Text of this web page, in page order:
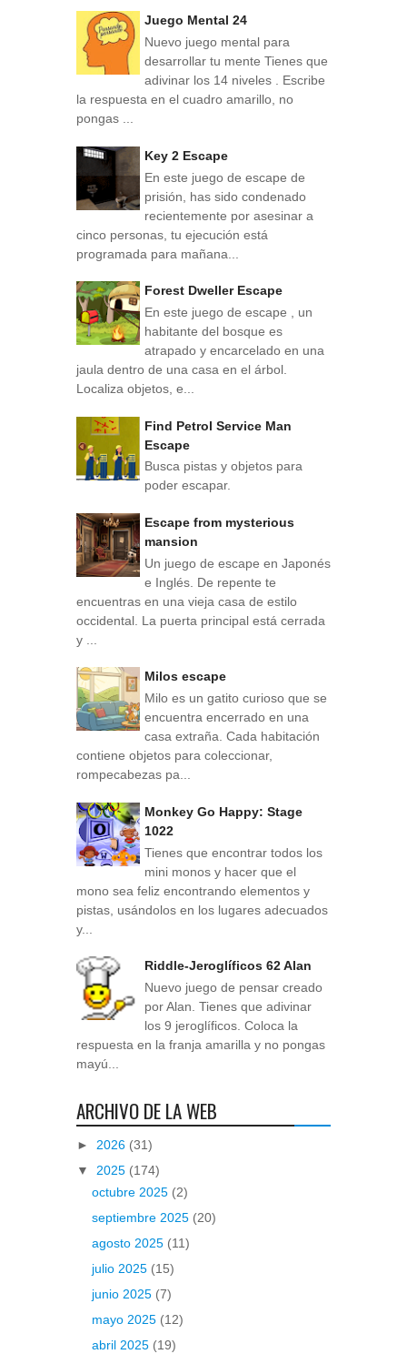
Juego Mental 24
Nuevo juego mental para
desarrollar tu mente Tienes que
adivinar los 14 niveles . Escribe
la respuesta en el cuadro amarillo, no
pongas ...
Key 2 Escape
En este juego de escape de
prisión, has sido condenado
recientemente por asesinar a
cinco personas, tu ejecución está
programada para mañana...
Forest Dweller Escape
En este juego de escape , un
habitante del bosque es
atrapado y encarcelado en una
jaula dentro de una casa en el árbol.
Localiza objetos, e...
Find Petrol Service Man
Escape
Busca pistas y objetos para
poder escapar.
Escape from mysterious
mansion
Un juego de escape en Japonés
e Inglés. De repente te
encuentras en una vieja casa de estilo
occidental. La puerta principal está cerrada
y ...
Milos escape
Milo es un gatito curioso que se
encuentra encerrado en una
casa extraña. Cada habitación
contiene objetos para coleccionar,
rompecabezas pa...
Monkey Go Happy: Stage
1022
Tienes que encontrar todos los
mini monos y hacer que el
mono sea feliz encontrando elementos y
pistas, usándolos en los lugares adecuados
y...
Riddle-Jeroglíficos 62 Alan
Nuevo juego de pensar creado
por Alan. Tienes que adivinar
los 9 jeroglíficos. Coloca la
respuesta en la franja amarilla y no pongas
mayú...
ARCHIVO DE LA WEB
► 2026 (31)
▼ 2025 (174)
octubre 2025 (2)
septiembre 2025 (20)
agosto 2025 (11)
julio 2025 (15)
junio 2025 (7)
mayo 2025 (12)
abril 2025 (19)